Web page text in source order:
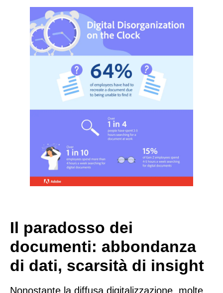
Il paradosso dei
documenti: abbondanza
di dati, scarsità di insight
Nonostante la diffusa digitalizzazione, molte